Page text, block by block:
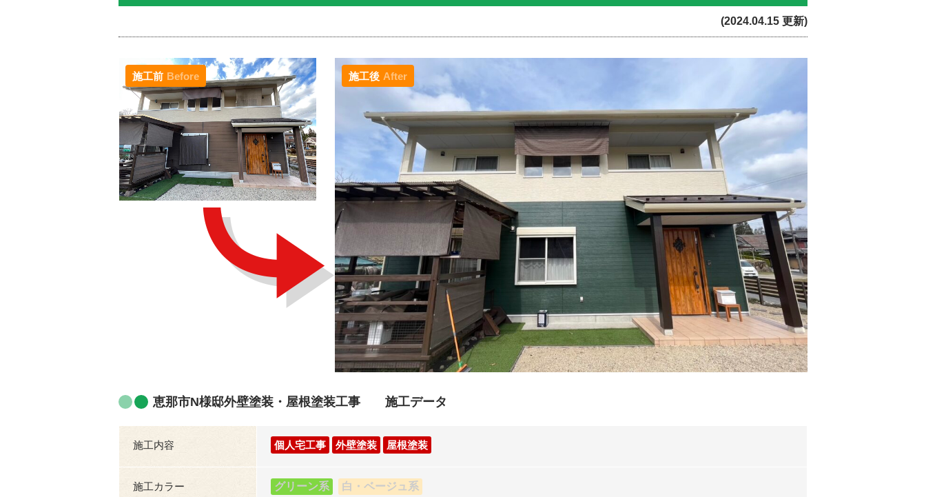
(2024.04.15 更新)
施工後 After
施工前 Before
恵那市N様邸外壁塗装・屋根塗装工事 施工データ
施工内容 個人宅工事 外壁塗装 屋根塗装
施工カラー グリーン系 白・ベージュ系